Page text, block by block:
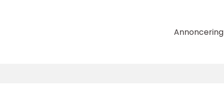
Annoncering